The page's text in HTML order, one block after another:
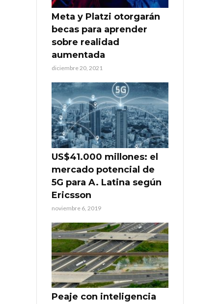
Meta y Platzi otorgarán
becas para aprender
sobre realidad
aumentada
diciembre 20, 2021
US$41.000 millones: el
mercado potencial de
5G para A. Latina según
Ericsson
noviembre 6, 2019
Peaje con inteligencia